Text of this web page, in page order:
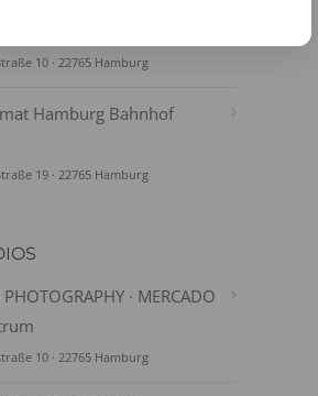
10 · 22765 Hamburg
Hamburg Bahnhof
19 · 22765 Hamburg
· MERCADO
10 · 22765 Hamburg